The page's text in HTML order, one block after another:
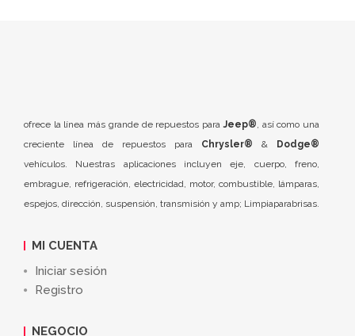
ofrece la línea más grande de repuestos para Jeep® , así como una
creciente línea de repuestos para Chrysler® & Dodge®
vehículos. Nuestras aplicaciones incluyen eje, cuerpo, freno,
embrague, refrigeración, electricidad, motor, combustible, lámparas,
espejos, dirección, suspensión, transmisión y amp; Limpiaparabrisas.
MI CUENTA
Iniciar sesión
Registro
NEGOCIO